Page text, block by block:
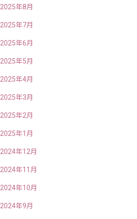
2025年8月
2025年7月
2025年6月
2025年5月
2025年4月
2025年3月
2025年2月
2025年1月
2024年12月
2024年11月
2024年10月
2024年9月